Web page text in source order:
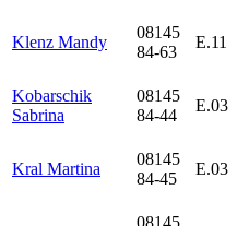
Klenz Mandy
08145
84-63
E.11
Kobarschik
Sabrina
08145
84-44
E.03
Kral Martina
08145
84-45
E.03